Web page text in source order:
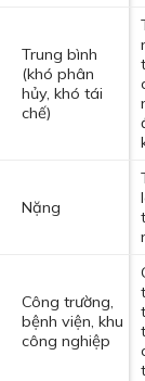
Trung bình
(khó phân
hủy, khó tái
chế)
Nặng
Công trường,
bệnh viện, khu
công nghiệp